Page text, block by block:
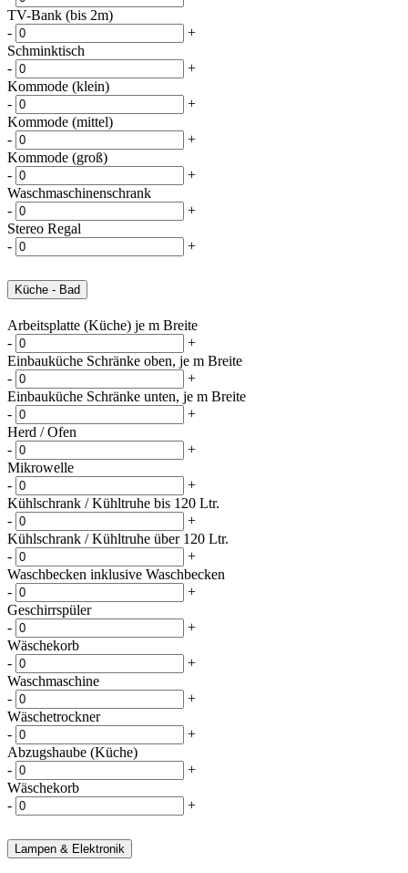
TV-Bank (bis 2m)
-
+
Schminktisch
-
+
Kommode (klein)
-
+
Kommode (mittel)
-
+
Kommode (groß)
-
+
Waschmaschinenschrank
-
+
Stereo Regal
-
+
Küche - Bad
Arbeitsplatte (Küche) je m Breite
-
+
Einbauküche Schränke oben, je m Breite
-
+
Einbauküche Schränke unten, je m Breite
-
+
Herd / Ofen
-
+
Mikrowelle
-
+
Kühlschrank / Kühltruhe bis 120 Ltr.
-
+
Kühlschrank / Kühltruhe über 120 Ltr.
-
+
Waschbecken inklusive Waschbecken
-
+
Geschirrspüler
-
+
Wäschekorb
-
+
Waschmaschine
-
+
Wäschetrockner
-
+
Abzugshaube (Küche)
-
+
Wäschekorb
-
+
Lampen & Elektronik